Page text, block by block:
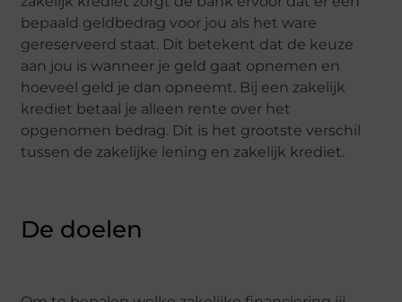
bepaald geldbedrag voor jou als het ware
gereserveerd staat. Dit betekent dat de keuze
aan jou is wanneer je geld gaat opnemen en
hoeveel geld je dan opneemt. Bij een zakelijk
krediet betaal je alleen rente over het
opgenomen bedrag. Dit is het grootste verschil
tussen de zakelijke lening en zakelijk krediet.
De doelen